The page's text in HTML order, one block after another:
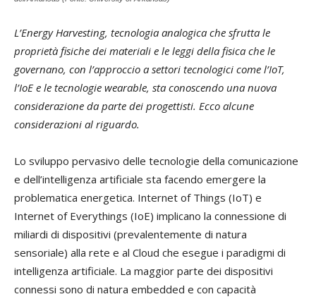
L’Energy Harvesting, tecnologia analogica che sfrutta le
proprietà fisiche dei materiali e le leggi della fisica che le
governano, con l’approccio a settori tecnologici come l’IoT,
l’IoE e le tecnologie wearable, sta conoscendo una nuova
considerazione da parte dei progettisti. Ecco alcune
considerazioni al riguardo.
Lo sviluppo pervasivo delle tecnologie della comunicazione
e dell’intelligenza artificiale sta facendo emergere la
problematica energetica. Internet of Things (IoT) e
Internet of Everythings (IoE) implicano la connessione di
miliardi di dispositivi (prevalentemente di natura
sensoriale) alla rete e al Cloud che esegue i paradigmi di
intelligenza artificiale. La maggior parte dei dispositivi
connessi sono di natura embedded e con capacità